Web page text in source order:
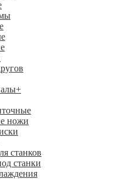
+
ножи
станков
станки